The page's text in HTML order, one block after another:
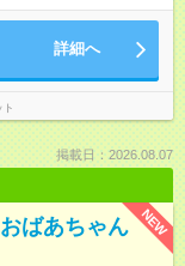
詳細へ
掲載日：2026.08.07
NEW
ばあちゃん